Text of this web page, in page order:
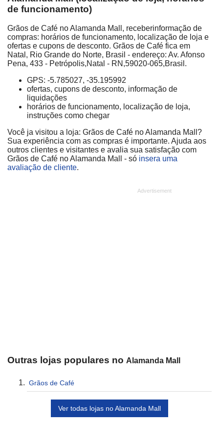
de funcionamento)
Grãos de Café no Alamanda Mall, receberinformação de
compras: horários de funcionamento, localização de loja e
ofertas e cupons de desconto. Grãos de Café fica em
Natal, Rio Grande do Norte, Brasil - endereço: Av. Afonso
Pena, 433 - Petrópolis,Natal - RN,59020-065,Brasil.
GPS: -5.785027, -35.195992
ofertas, cupons de desconto, informação de
liquidações
horários de funcionamento, localização de loja,
instruções como chegar
Você ja visitou a loja: Grãos de Café no Alamanda Mall?
Sua experiência com as compras é importante. Ajuda aos
outros clientes e visitantes e avalia sua satisfação com
Grãos de Café no Alamanda Mall - só insera uma
avaliação de cliente.
Outras lojas populares no Alamanda Mall
Grãos de Café
Ver todas lojas no Alamanda Mall